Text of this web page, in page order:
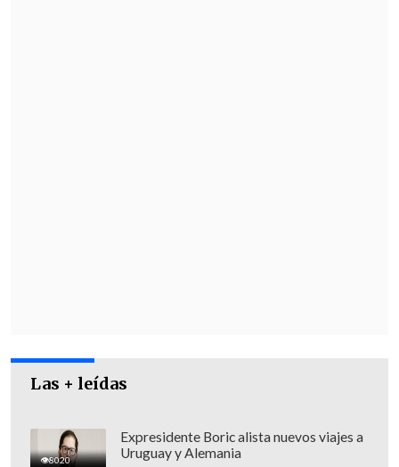
Las + leídas
8020
Expresidente Boric alista nuevos viajes a
Uruguay y Alemania